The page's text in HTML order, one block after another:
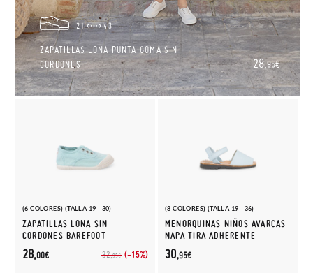
21 43
ZAPATILLAS LONA PUNTA GOMA SIN
CORDONES
28,95€
(6 COLORES) (TALLA 19 - 30)
ZAPATILLAS LONA SIN
CORDONES BAREFOOT
32,95€ (-15%)
28,00€
(8 COLORES) (TALLA 19 - 36)
MENORQUINAS NIÑOS AVARCAS
NAPA TIRA ADHERENTE
30,95€